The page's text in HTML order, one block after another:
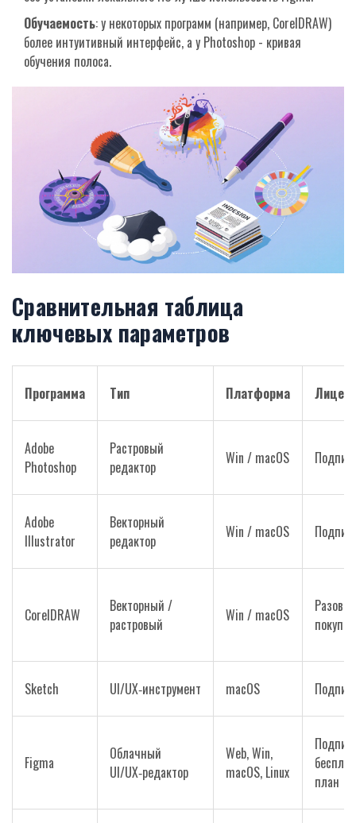
Обучаемость: у некоторых программ (например, CorelDRAW)
более интуитивный интерфейс, а у Photoshop - кривая
обучения полоса.
Сравнительная таблица
ключевых параметров
Программа Тип Платформа
Adobe
Photoshop
Растровый
редактор
Win / macOS
Adobe
Illustrator
Векторный
редактор
Win / macOS
CorelDRAW
Векторный /
растровый
Win / macOS
Разовая
покупка
Sketch UI/UX‑инструмент macOS
Figma
Облачный
UI/UX‑редактор
Web, Win,
macOS, Linux
план